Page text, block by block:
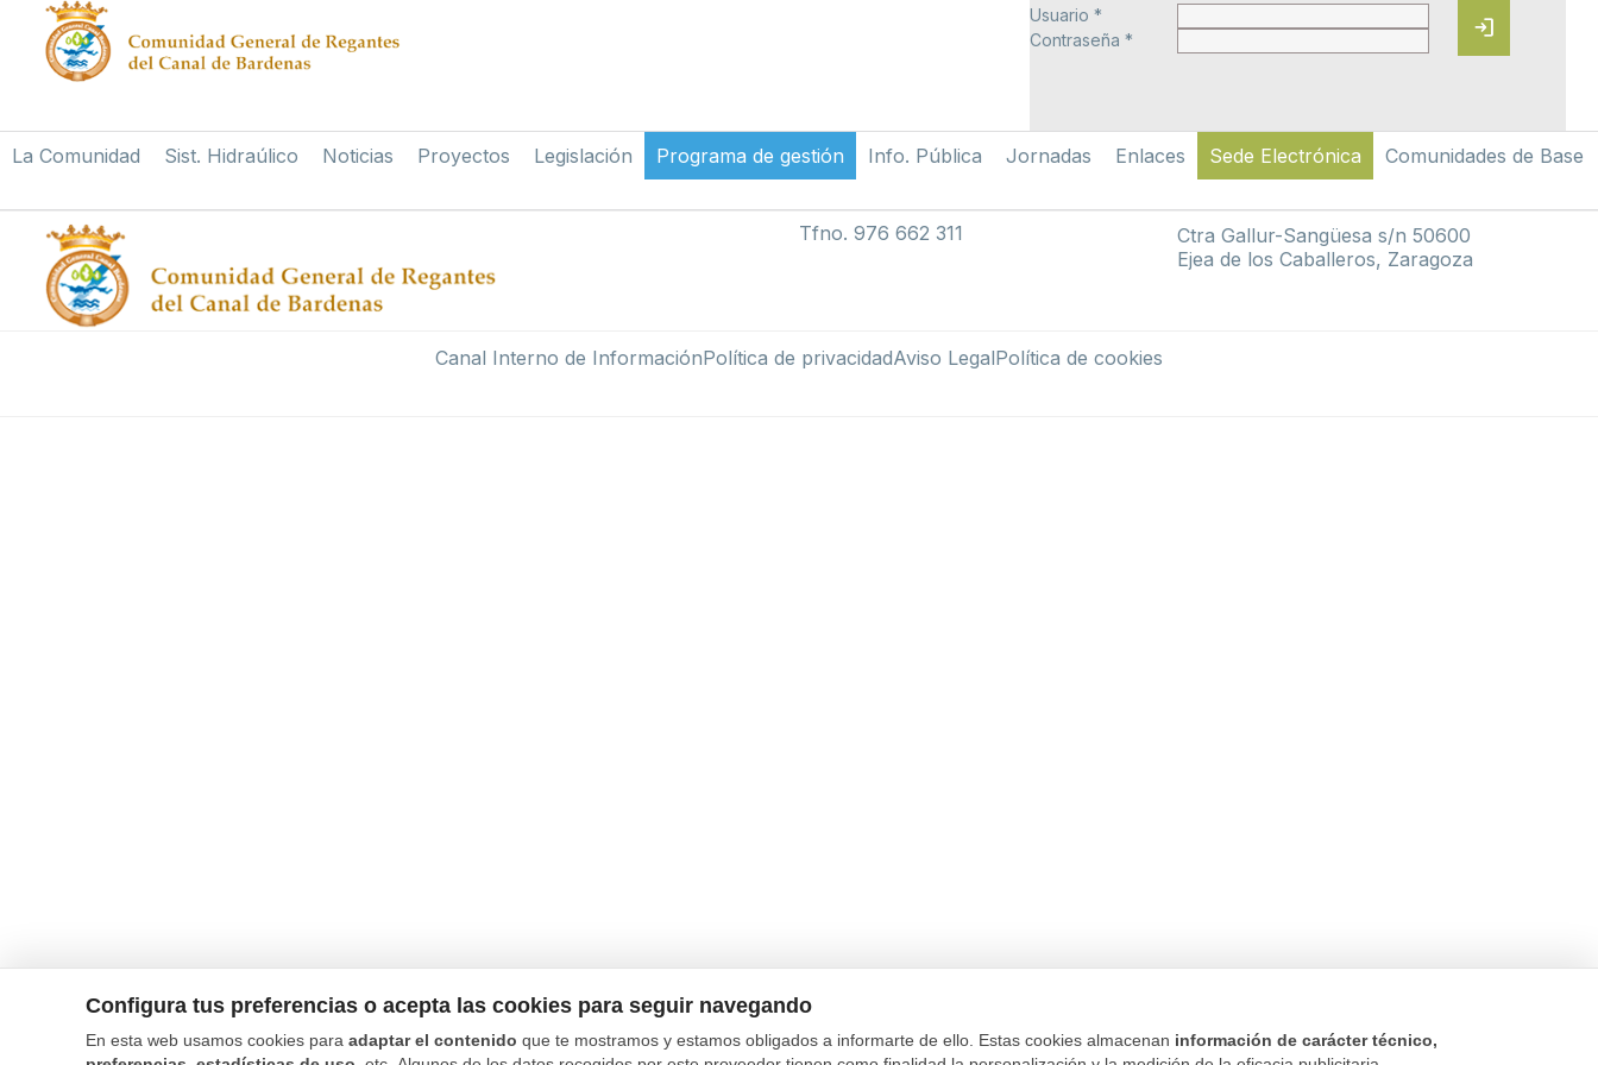
Configura tus preferencias o acepta las cookies para seguir navegando
En esta web usamos cookies para adaptar el contenido que te mostramos y estamos obligados a informarte de ello. Estas cookies almacenan información de carácter técnico,
Usuario *
Contraseña *
login
La Comunidad Sist. Hidraúlico Noticias Proyectos Legislación Programa de gestión Info. Pública Jornadas Enlaces Sede Electrónica Comunidades de Base
Tfno. 976 662 311
Ctra Gallur-Sangüesa s/n 50600
Ejea de los Caballeros, Zaragoza
Canal Interno de InformaciónPolítica de privacidadAviso LegalPolítica de cookies